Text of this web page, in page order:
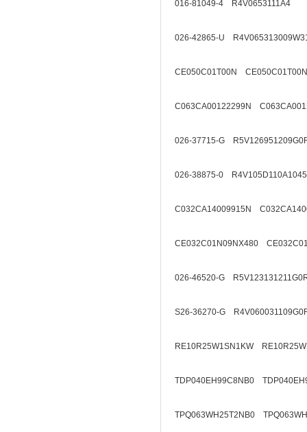
016-81049-4 R4V0653111A4
026-42865-U
CE050C01T00N
C063CA00122299N
026-37715-G
026-38875-0 R4V105D110A1045
C032CA14009915N
CE032C01N09NX480
026-46520-G
S26-36270-G
RE10R25W1SN1KW
TDP040EH99C8NB0
TPQ063WH25T2NB0